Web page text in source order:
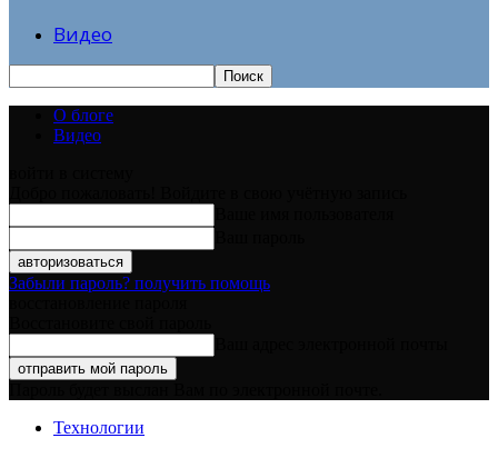
Видео
О блоге
Видео
Забыли пароль? получить помощь
Технологии